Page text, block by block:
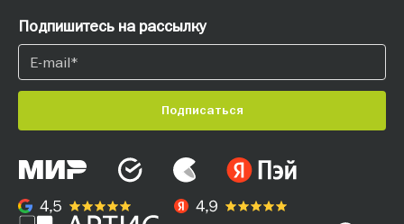
Подпишитесь на рассылку
Подписаться